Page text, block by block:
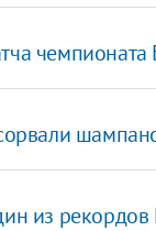
чемпионата
из